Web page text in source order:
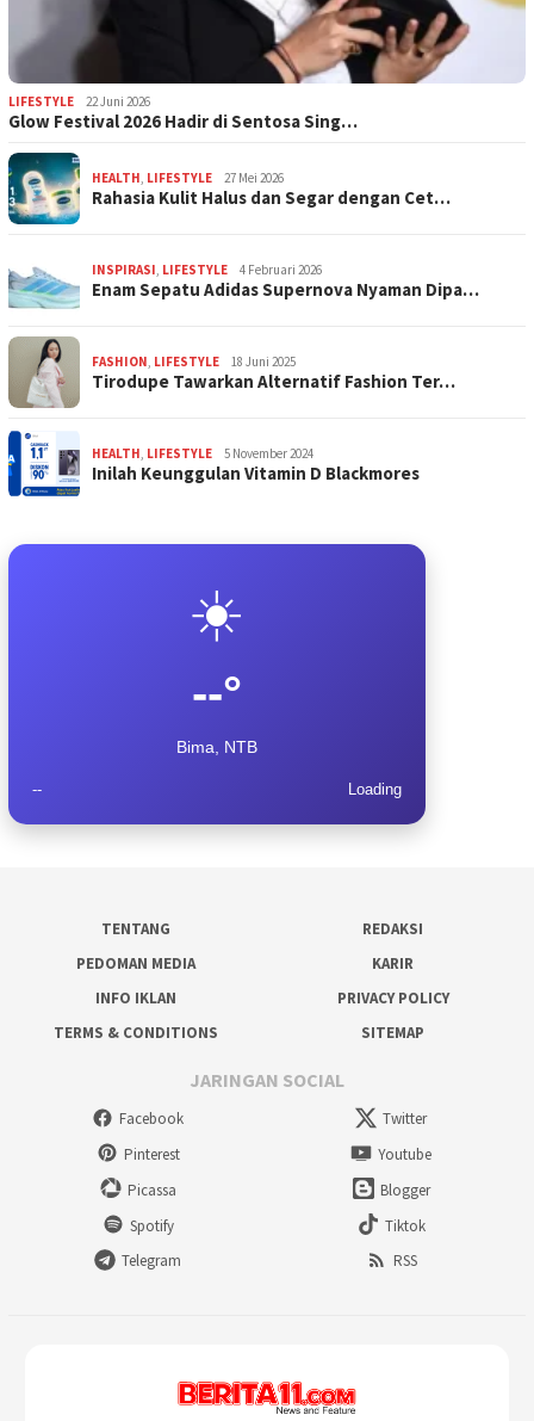
LIFESTYLE 22 Juni 2026
Glow Festival 2026 Hadir di Sentosa Sing…
HEALTH, LIFESTYLE 27 Mei 2026
Rahasia Kulit Halus dan Segar dengan Cet…
INSPIRASI, LIFESTYLE 4 Februari 2026
Enam Sepatu Adidas Supernova Nyaman Dipa…
FASHION, LIFESTYLE 18 Juni 2025
Tirodupe Tawarkan Alternatif Fashion Ter…
HEALTH, LIFESTYLE 5 November 2024
Inilah Keunggulan Vitamin D Blackmores
☀️
--°
Bima, NTB
-- Loading
TENTANG
REDAKSI
PEDOMAN MEDIA
KARIR
INFO IKLAN
PRIVACY POLICY
TERMS & CONDITIONS
SITEMAP
JARINGAN SOCIAL
Facebook
Twitter
Pinterest
Youtube
Picassa
Blogger
Spotify
Tiktok
Telegram
RSS